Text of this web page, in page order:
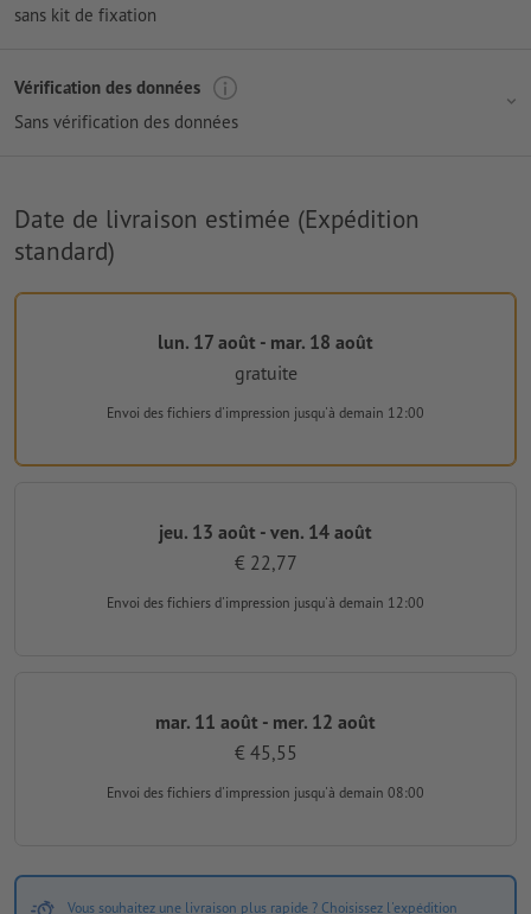
sans kit de fixation
Vérification des données
Sans vérification des données
Date de livraison estimée (Expédition
standard)
lun. 17 août - mar. 18 août
gratuite
Envoi des fichiers d'impression jusqu'à demain 12:00
jeu. 13 août - ven. 14 août
€ 22,77
Envoi des fichiers d'impression jusqu'à demain 12:00
mar. 11 août - mer. 12 août
€ 45,55
Envoi des fichiers d'impression jusqu'à demain 08:00
Vous souhaitez une livraison plus rapide ? Choisissez l'expédition